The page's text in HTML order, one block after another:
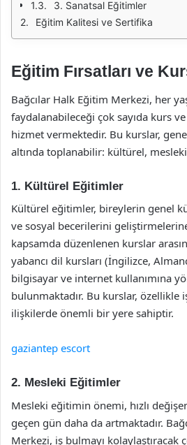
3. Sanatsal Eğitimler
Eğitim Kalitesi ve Sertifika
Eğitim Fırsatları ve
Bağcılar Halk Eğitim Merkezi, her
faydalanabileceği çok sayıda kurs
hizmet vermektedir. Bu kurslar,
altında toplanabilir: kültürel,
1. Kültürel Eğitimler
Kültürel eğitimler, bireylerin genel
ve sosyal becerilerini
kapsamda düzenlenen kurslar
yabancı dil kursları (İngilizce,
bilgisayar ve internet kullanımına
bulunmaktadır. Bu kurslar, özellikle
ilişkilerde önemli bir yere sahiptir.
gaziantep escort
2. Mesleki Eğitimler
Mesleki eğitimin önemi, hızlı
geçen gün daha da artmaktadır.
Merkezi, iş bulmayı kolaylaştıracak